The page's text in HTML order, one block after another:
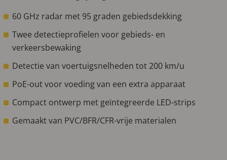
60 GHz radar met 95 graden gebiedsdekking
Twee detectieprofielen voor gebieds- en
verkeersbewaking
Detectie van voertuigsnelheden tot 200 km/u
PoE-out voor voeding van een extra apparaat
Compact ontwerp met geïntegreerde LED-strips
Gemaakt van PVC/BFR/CFR-vrije materialen